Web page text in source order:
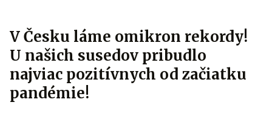
V Česku láme omikron rekordy!
U našich susedov pribudlo
najviac pozitívnych od začiatku
pandémie!